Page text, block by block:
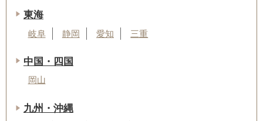
東海
岐阜 静岡 愛知 三重
中国・四国
岡山
九州・沖縄